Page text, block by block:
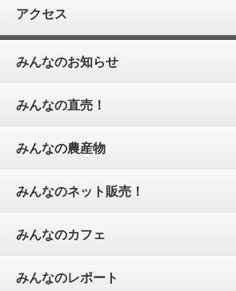
アクセス
みんなのお知らせ
みんなの直売！
みんなの農産物
みんなのネット販売！
みんなのカフェ
みんなのレポート